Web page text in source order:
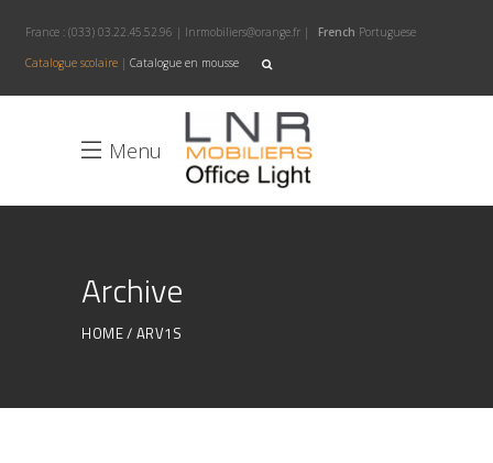
France : (033) 03.22.45.52.96 | lnrmobiliers@orange.fr | French Portuguese
Catalogue scolaire | Catalogue en mousse
Menu
Archive
HOME ARV1S